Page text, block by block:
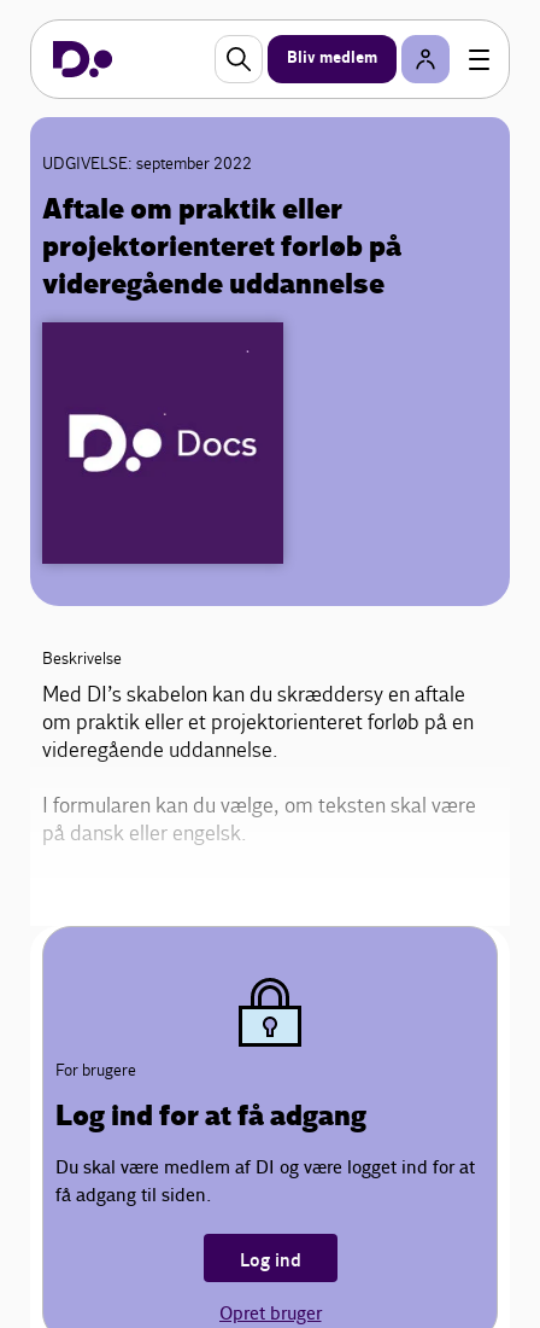
Bliv medlem
UDGIVELSE: september 2022
Aftale om praktik eller
projektorienteret forløb på
videregående uddannelse
Beskrivelse
Med DI’s skabelon kan du skræddersy en aftale
om praktik eller et projektorienteret forløb på en
videregående uddannelse.
I formularen kan du vælge, om teksten skal være
på dansk eller engelsk.
For brugere
Log ind for at få adgang
Du skal være medlem af DI og være logget ind for at
få adgang til siden.
Log ind
Opret bruger